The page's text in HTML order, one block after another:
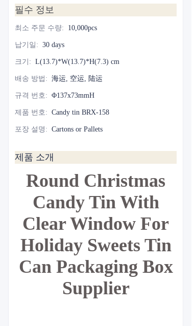
필수 정보
최소 주문 수량: 10,000pcs
납기일 : 30 days
크기 : L(13.7)*W(13.7)*H(7.3) cm
배송 방법 : 海运, 空运, 陆运
규격 번호: Φ137x73mmH
제품 번호: Candy tin BRX-158
포장 설명 : Cartons or Pallets
제품 소개
Round Christmas
Candy Tin With
Clear Window For
Holiday Sweets Tin
Can Packaging Box
Supplier